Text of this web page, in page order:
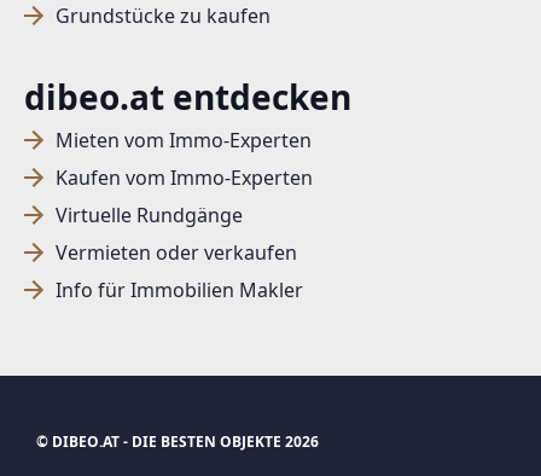
Grundstücke zu kaufen
dibeo.at entdecken
Mieten vom Immo-Experten
Kaufen vom Immo-Experten
Virtuelle Rundgänge
Vermieten oder verkaufen
Info für Immobilien Makler
© DIBEO.AT - DIE BESTEN OBJEKTE 2026